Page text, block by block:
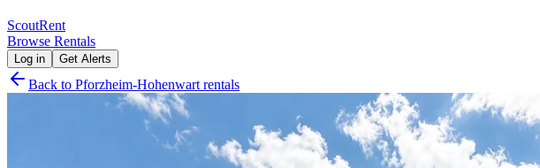
ScoutRent
Browse Rentals
Log in Get Alerts
Back to Pforzheim-Hohenwart rentals